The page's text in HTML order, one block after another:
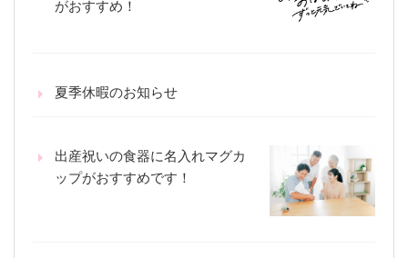
がおすすめ！
夏季休暇のお知らせ
出産祝いの食器に名入れマグカ
ップがおすすめです！